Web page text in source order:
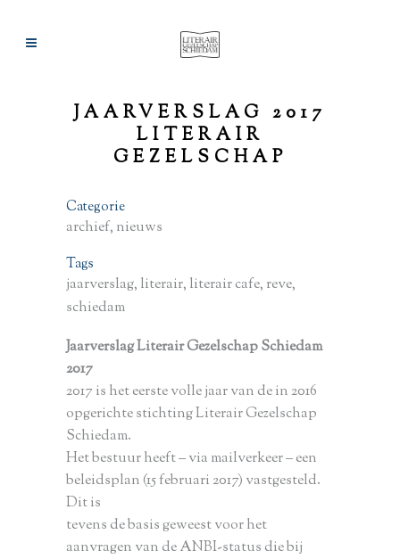
JAARVERSLAG 2017
LITERAIR
GEZELSCHAP
Categorie
archief, nieuws
Tags
jaarverslag, literair, literair cafe, reve,
schiedam
Jaarverslag Literair Gezelschap Schiedam
2017
2017 is het eerste volle jaar van de in 2016
opgerichte stichting Literair Gezelschap
Schiedam.
Het bestuur heeft – via mailverkeer – een
beleidsplan (15 februari 2017) vastgesteld.
Dit is
tevens de basis geweest voor het
aanvragen van de ANBI-status die bij